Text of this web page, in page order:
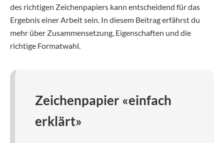
des richtigen Zeichenpapiers kann entscheidend für das
Ergebnis einer Arbeit sein. In diesem Beitrag erfährst du
mehr über Zusammensetzung, Eigenschaften und die
richtige Formatwahl.
Zeichenpapier «einfach
erklärt»